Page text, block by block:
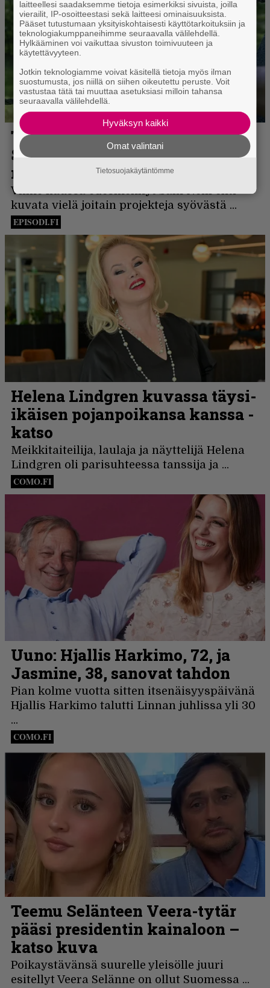
laitteellesi saadaksemme tietoja esimerkiksi sivuista, joilla
vierailit, IP-osoitteestasi sekä laitteesi ominaisuuksista.
Pääset tutustumaan yksityiskohtaisesti käyttötarkoituksiin ja
teknologiakumppaneihimme seuraavalla välilehdellä.
Hylkääminen voi vaikuttaa sivuston toimivuuteen ja
käytettävyyteen.
Jotkin teknologiamme voivat käsitellä tietoja myös ilman
suostumusta, jos niillä on siihen oikeutettu peruste. Voit
vastustaa tätä tai muuttaa asetuksiasi milloin tahansa
seuraavalla välilehdellä.
Hyväksyn kaikki
Omat valintani
Tietosuojakäytäntömme